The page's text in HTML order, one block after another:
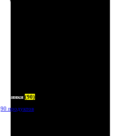
Новинки (90)
90 продуктов